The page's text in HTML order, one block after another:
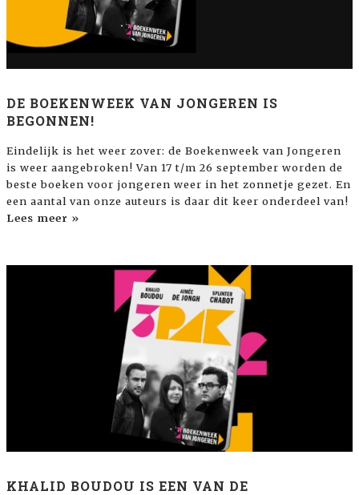
DE BOEKENWEEK VAN JONGEREN IS
BEGONNEN!
Eindelijk is het weer zover: de Boekenweek van Jongeren
is weer aangebroken! Van 17 t/m 26 september worden de
beste boeken voor jongeren weer in het zonnetje gezet. En
een aantal van onze auteurs is daar dit keer onderdeel van!
Lees meer »
KHALID BOUDOU IS EEN VAN DE